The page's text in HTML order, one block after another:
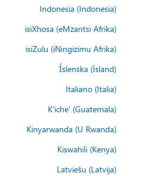
Indonesia (Indonesia)
isiXhosa (eMzantsi Afrika)
isiZulu (iNingizimu Afrika)
Íslenska (ísland)
Italiano (Italia)
K'iche' (Guatemala)
Kinyarwanda (U Rwanda)
Kiswahili (Kenya)
Latviešu (Latvija)